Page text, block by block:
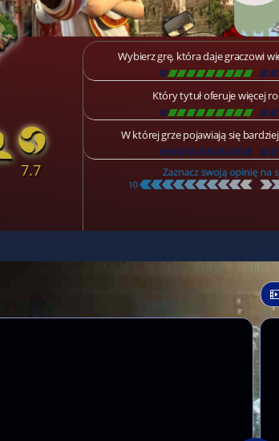
7.7
Wybierz grę, która daje graczowi
[\\\\\\\\\ \\
Który tytuł oferuje więcej
[\\\\\\\\\ \\
W której grze pojawiają się
[\\\\\\\\\ \\